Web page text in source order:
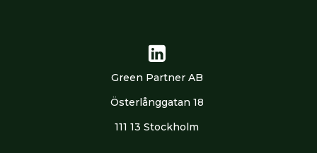
Green Partner AB
Österlånggatan 18
111 13 Stockholm